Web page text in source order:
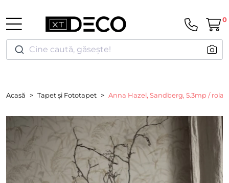
Cine caută, găsește!
0
Acasă Tapet și Fototapet Anna Hazel, Sandberg, 5.3mp / rola